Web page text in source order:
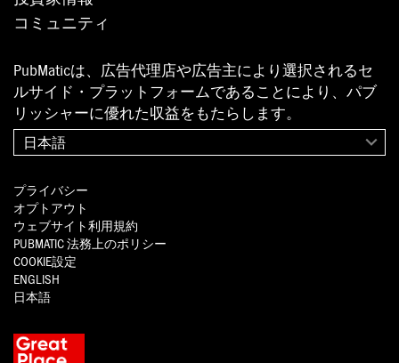
コミュニティ
PubMaticは、広告代理店や広告主により選択されるセ
ルサイド・プラットフォームであることにより、パブ
リッシャーに優れた収益をもたらします。
日本語
プライバシー
オプトアウト
ウェブサイト利用規約
PUBMATIC 法務上のポリシー
COOKIE設定
ENGLISH
日本語